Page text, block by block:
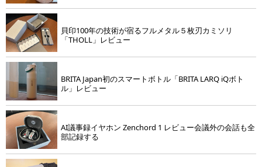
貝印100年の技術が宿るフルメタル５枚刃カミソリ
「THOLL」レビュー
BRITA Japan初のスマートボトル「BRITA LARQ iQボト
ル」レビュー
AI議事録イヤホン Zenchord 1 レビュー会議外の会話も全
部記録する